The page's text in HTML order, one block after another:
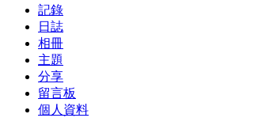
記錄
日誌
相冊
主題
分享
留言板
個人資料